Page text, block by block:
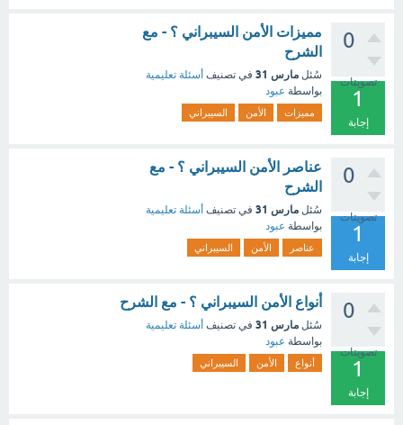
0
تصويتات
1
إجابة
مميزات الأمن السيبراني ؟ - مع
الشرح
سُئل مارس 31 في تصنيف أسئلة تعليمية
بواسطة عبود
مميزات الأمن السيبراني
0
تصويتات
1
إجابة
عناصر الأمن السيبراني ؟ - مع
الشرح
سُئل مارس 31 في تصنيف أسئلة تعليمية
بواسطة عبود
عناصر الأمن السيبراني
0
تصويتات
1
إجابة
أنواع الأمن السيبراني ؟ - مع الشرح
سُئل مارس 31 في تصنيف أسئلة تعليمية
بواسطة عبود
أنواع الأمن السيبراني